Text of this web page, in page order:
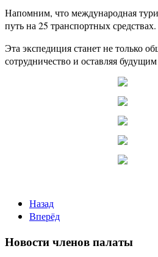
Напомним, что международная
путь на 25 транспортных средствах.
Эта экспедиция станет не только
сотрудничество и оставляя
Назад
Вперёд
Новости членов палаты